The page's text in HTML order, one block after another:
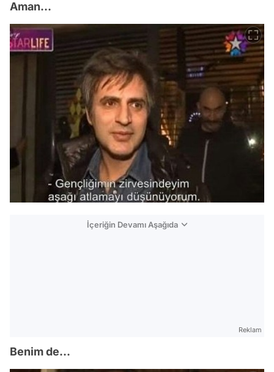
Aman...
İçeriğin Devamı Aşağıda
Reklam
Benim de...